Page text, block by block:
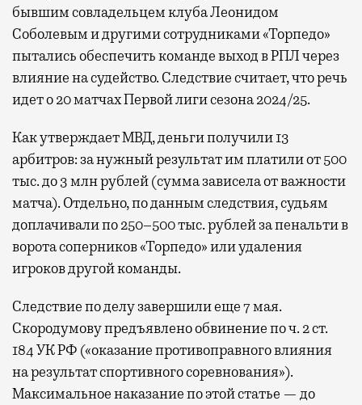
бывшим совладельцем клуба Леонидом
Соболевым и другими сотрудниками «Торпедо»
пытались обеспечить команде выход в РПЛ через
влияние на судейство. Следствие считает, что речь
идет о 20 матчах Первой лиги сезона 2024/25.
Как утверждает МВД, деньги получили 13
арбитров: за нужный результат им платили от 500
тыс. до 3 млн рублей (сумма зависела от важности
матча). Отдельно, по данным следствия, судьям
доплачивали по 250–500 тыс. рублей за пенальти в
ворота соперников «Торпедо» или удаления
игроков другой команды.
Следствие по делу завершили еще 7 мая.
Скородумову предъявлено обвинение по ч. 2 ст.
184 УК РФ («оказание противоправного влияния
на результат спортивного соревнования»).
Максимальное наказание по этой статье — до